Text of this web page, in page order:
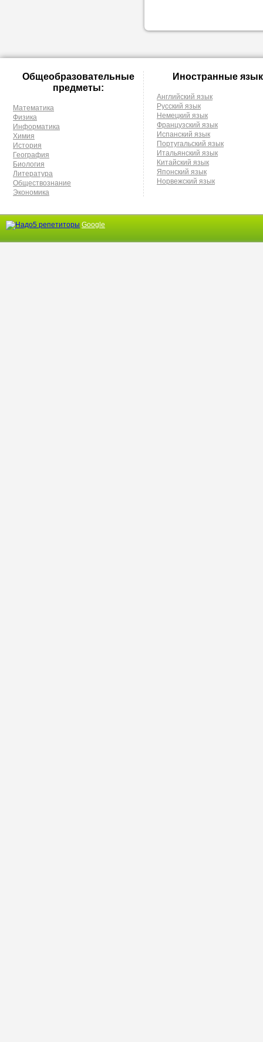
Общеобразовательные
предметы:
Математика
Физика
Информатика
Химия
История
География
Биология
Литература
Обществознание
Экономика
Иностранные
Английский язык
Русский язык
Немецкий язык
Французский язык
Испанский язык
Португальский язык
Итальянский язык
Китайский язык
Японский язык
Норвежский язык
Google